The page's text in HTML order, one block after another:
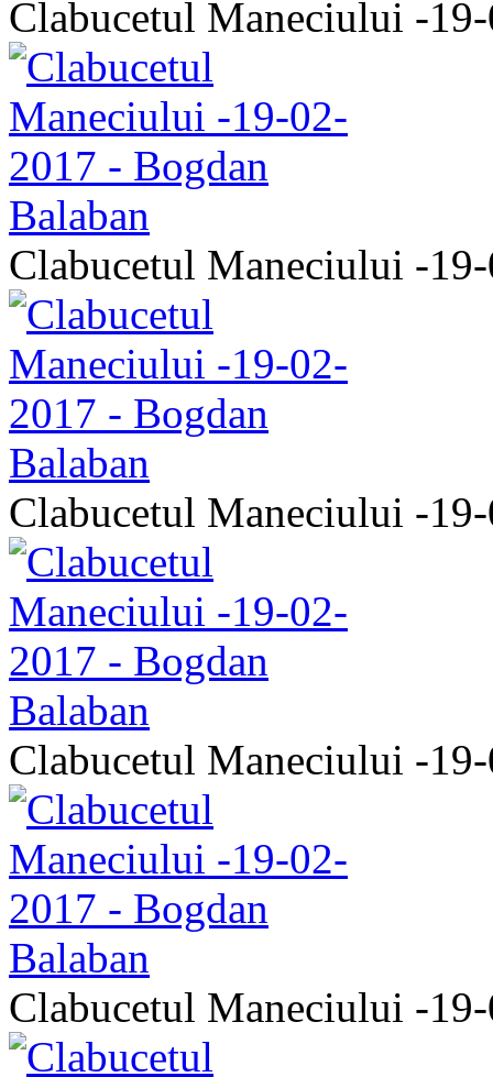
Clabucetul Maneciului -
Clabucetul Maneciului -
Clabucetul Maneciului -
Clabucetul Maneciului -
Clabucetul Maneciului -